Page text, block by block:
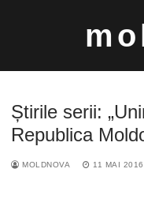
Știrile serii:
Republica
MOLDNOVA 11 MAI 2016